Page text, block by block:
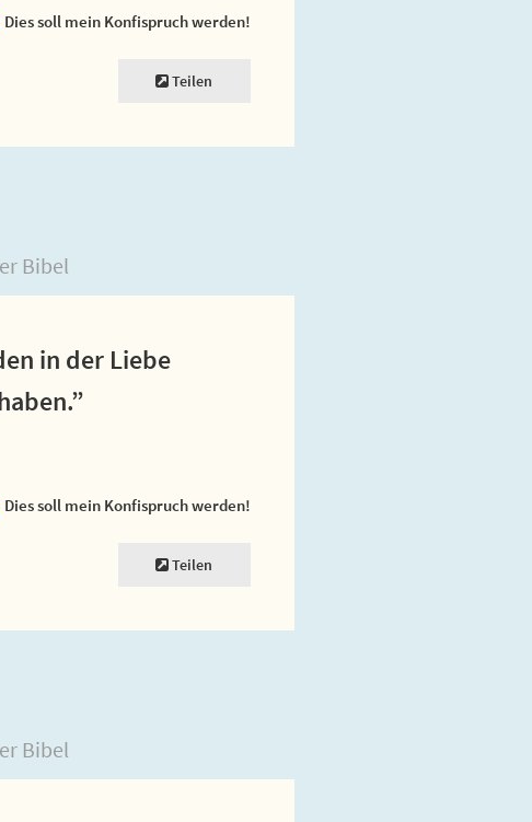
Dies soll mein Konfispruch werden!
Teilen
Bibel
in der Liebe
Dies soll mein Konfispruch werden!
Teilen
Bibel